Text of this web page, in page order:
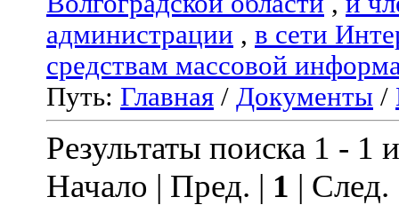
администрации , в сети
средствам массовой
Путь: Главная / Документы /
Результаты поиска 1 - 1
Начало | Пред. | 1 |